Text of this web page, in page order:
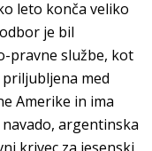
leto konča veliko
je bil
pravne službe, kot
med
Amerike in ima
argentinska